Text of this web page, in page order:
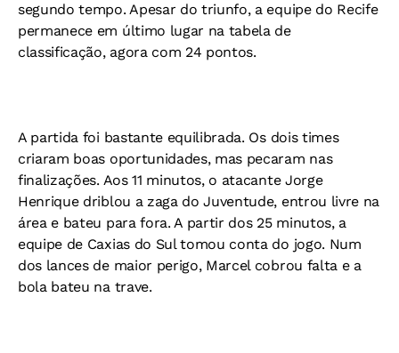
segundo tempo. Apesar do triunfo, a equipe do Recife
permanece em último lugar na tabela de
classificação, agora com 24 pontos.
A partida foi bastante equilibrada. Os dois times
criaram boas oportunidades, mas pecaram nas
finalizações. Aos 11 minutos, o atacante Jorge
Henrique driblou a zaga do Juventude, entrou livre na
área e bateu para fora. A partir dos 25 minutos, a
equipe de Caxias do Sul tomou conta do jogo. Num
dos lances de maior perigo, Marcel cobrou falta e a
bola bateu na trave.